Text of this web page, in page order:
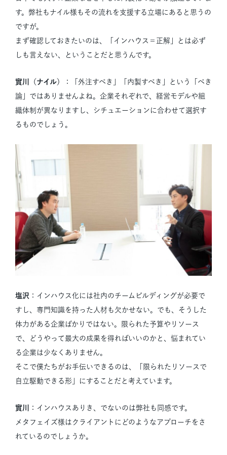
す。弊社もナイル様もその流れを支援する立場にあると思うの
ですが。
まず確認しておきたいのは、「インハウス＝正解」とは必ず
しも言えない、ということだと思うんです。
實川（ナイル）
：「外注すべき」「内製すべき」という「べき
論」ではありませんよね。企業それぞれで、経営モデルや組
織体制が異なりますし、シチュエーションに合わせて選択す
るものでしょう。
塩沢 ：インハウス化には社内のチームビルディングが必要で
すし、専門知識を持った人材も欠かせない。でも、そうした
体力がある企業ばかりではない。限られた予算やリソース
で、どうやって最大の成果を得ればいいのかと、悩まれてい
る企業は少なくありません。
そこで僕たちがお手伝いできるのは、「限られたリソースで
自立駆動できる形」にすることだと考えています。
實川
：インハウスありき、でないのは弊社も同感です。
メタフェイズ様はクライアントにどのようなアプローチをさ
れているのでしょうか。